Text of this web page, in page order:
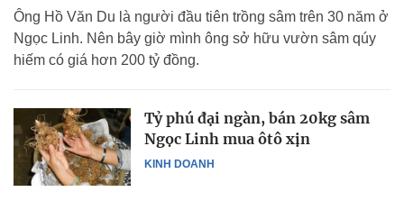
Ông Hồ Văn Du là người đầu tiên trồng sâm trên 30 năm ở
Ngọc Linh. Nên bây giờ mình ông sở hữu vườn sâm qúy
hiếm có giá hơn 200 tỷ đồng.
KINH DOANH
Tỷ phú đại ngàn, bán 20kg sâm
Ngọc Linh mua ôtô xịn